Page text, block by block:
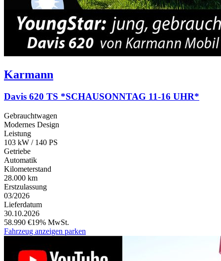
Karmann
Davis 620 TS *SCHAUSONNTAG 11-16 UHR*
Gebrauchtwagen
Modernes Design
Leistung
103 kW / 140 PS
Getriebe
Automatik
Kilometerstand
28.000 km
Erstzulassung
03/2026
Lieferdatum
30.10.2026
58.990 €19% MwSt.
Fahrzeug anzeigen parken